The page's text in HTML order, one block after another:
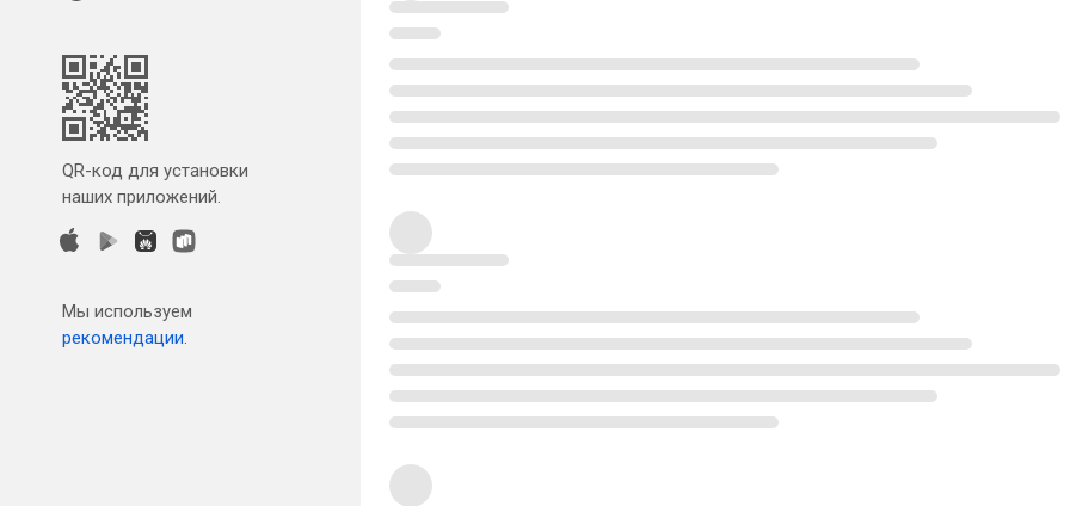
QR-код для установки
наших приложений.
Мы используем
рекомендации.